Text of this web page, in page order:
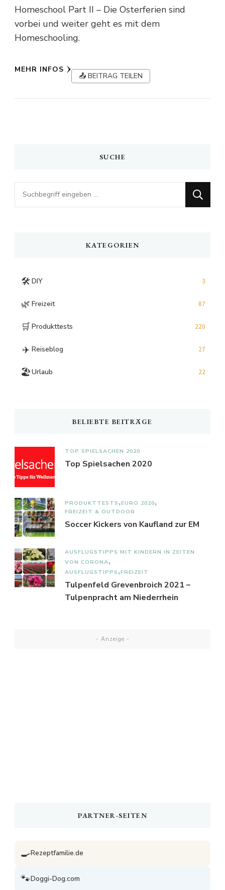
Homeschool Part II – Die Osterferien sind
vorbei und weiter geht es mit dem
Homeschooling.
MEHR INFOS
📤 BEITRAG TEILEN
SUCHE
Looking
for
KATEGORIEN
🛠️ DIY 3
🌿 Freizeit 87
🛒 Produkttests 220
✈️ Reiseblog 27
🏖️Urlaub 22
BELIEBTE BEITRÄGE
TOP SPIELSACHEN 2020
Top Spielsachen 2020
PRODUKTTESTS EURO 2020
FREIZEIT & OUTDOOR
Soccer Kickers von Kaufland zur EM
AUSFLUGSTIPPS MIT KINDERN IN ZEITEN
VON CORONA
AUSFLUGSTIPPS FREIZEIT
Tulpenfeld Grevenbroich 2021 –
Tulpenpracht am Niederrhein
- Anzeige -
PARTNER-SEITEN
🍳Rezeptfamilie.de
🐾Doggi-Dog.com